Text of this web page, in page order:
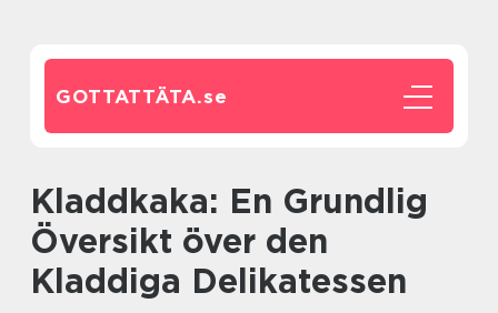
GOTTATTÄTA.se
Kladdkaka: En Grundlig
Översikt över den
Kladdiga Delikatessen